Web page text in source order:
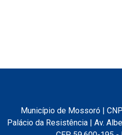
Município de Mossoró |
Palácio da Resistência | Av.